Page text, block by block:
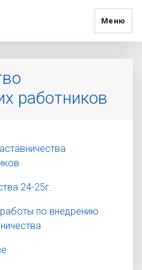
Меню
работников
24-25г.
по внедрению